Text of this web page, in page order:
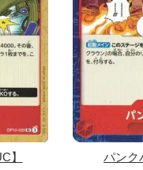
】 パンク